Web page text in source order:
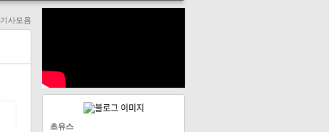
기사모음
초유스